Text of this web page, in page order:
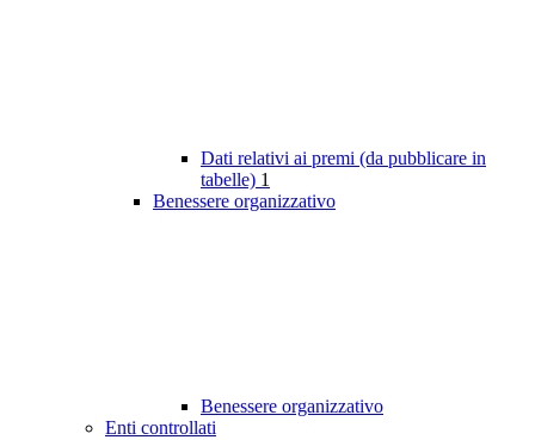
Dati relativi ai premi (da pubblicare in
tabelle) 1
Benessere organizzativo
Benessere organizzativo
Enti controllati